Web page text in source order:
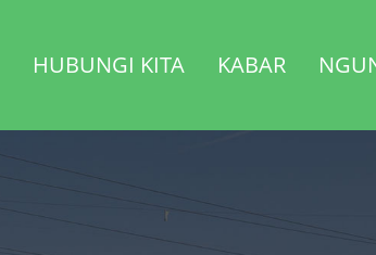
HUBUNGI KITA KABAR